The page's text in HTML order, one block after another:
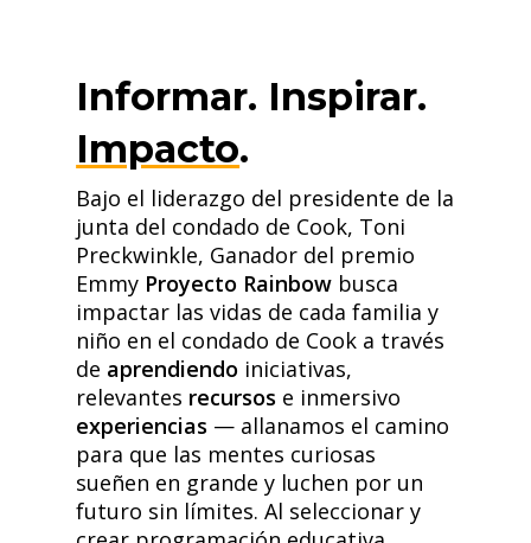
Informar. Inspirar.
Impacto.
Bajo el liderazgo del presidente de la
junta del condado de Cook, Toni
Preckwinkle, Ganador del premio
Emmy Proyecto Rainbow busca
impactar las vidas de cada familia y
niño en el condado de Cook a través
de aprendiendo iniciativas,
relevantes recursos e inmersivo
experiencias — allanamos el camino
para que las mentes curiosas
sueñen en grande y luchen por un
futuro sin límites. Al seleccionar y